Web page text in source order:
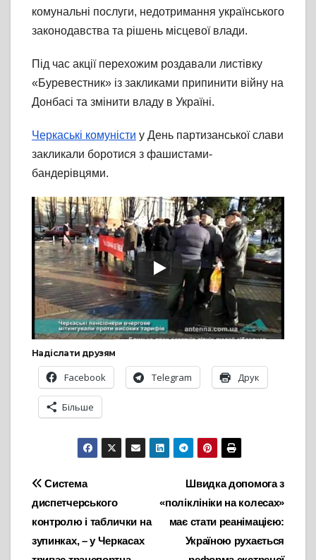
комунальні послуги, недотримання українського
законодавства та рішень місцевої влади.
Під час акції перехожим роздавали листівку
«Буревестник» із закликами припинити війну на
Донбасі та змінити владу в Україні.
Черкаські комуністи у День партизанської слави
закликали боротися з фашистами-
бандерівцями.
Надіслати друзям
Facebook Telegram Друк
Більше
Навігація
записів
Швидка допомога з
«поліклініки на колесах»
має стати реанімацією:
Україною рухається
Система
диспетчерського
контролю і таблички на
зупинках, – у Черкасах